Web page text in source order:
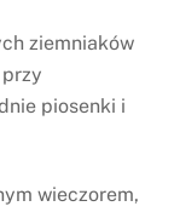
ziemniaków
piosenki i
wieczorem,